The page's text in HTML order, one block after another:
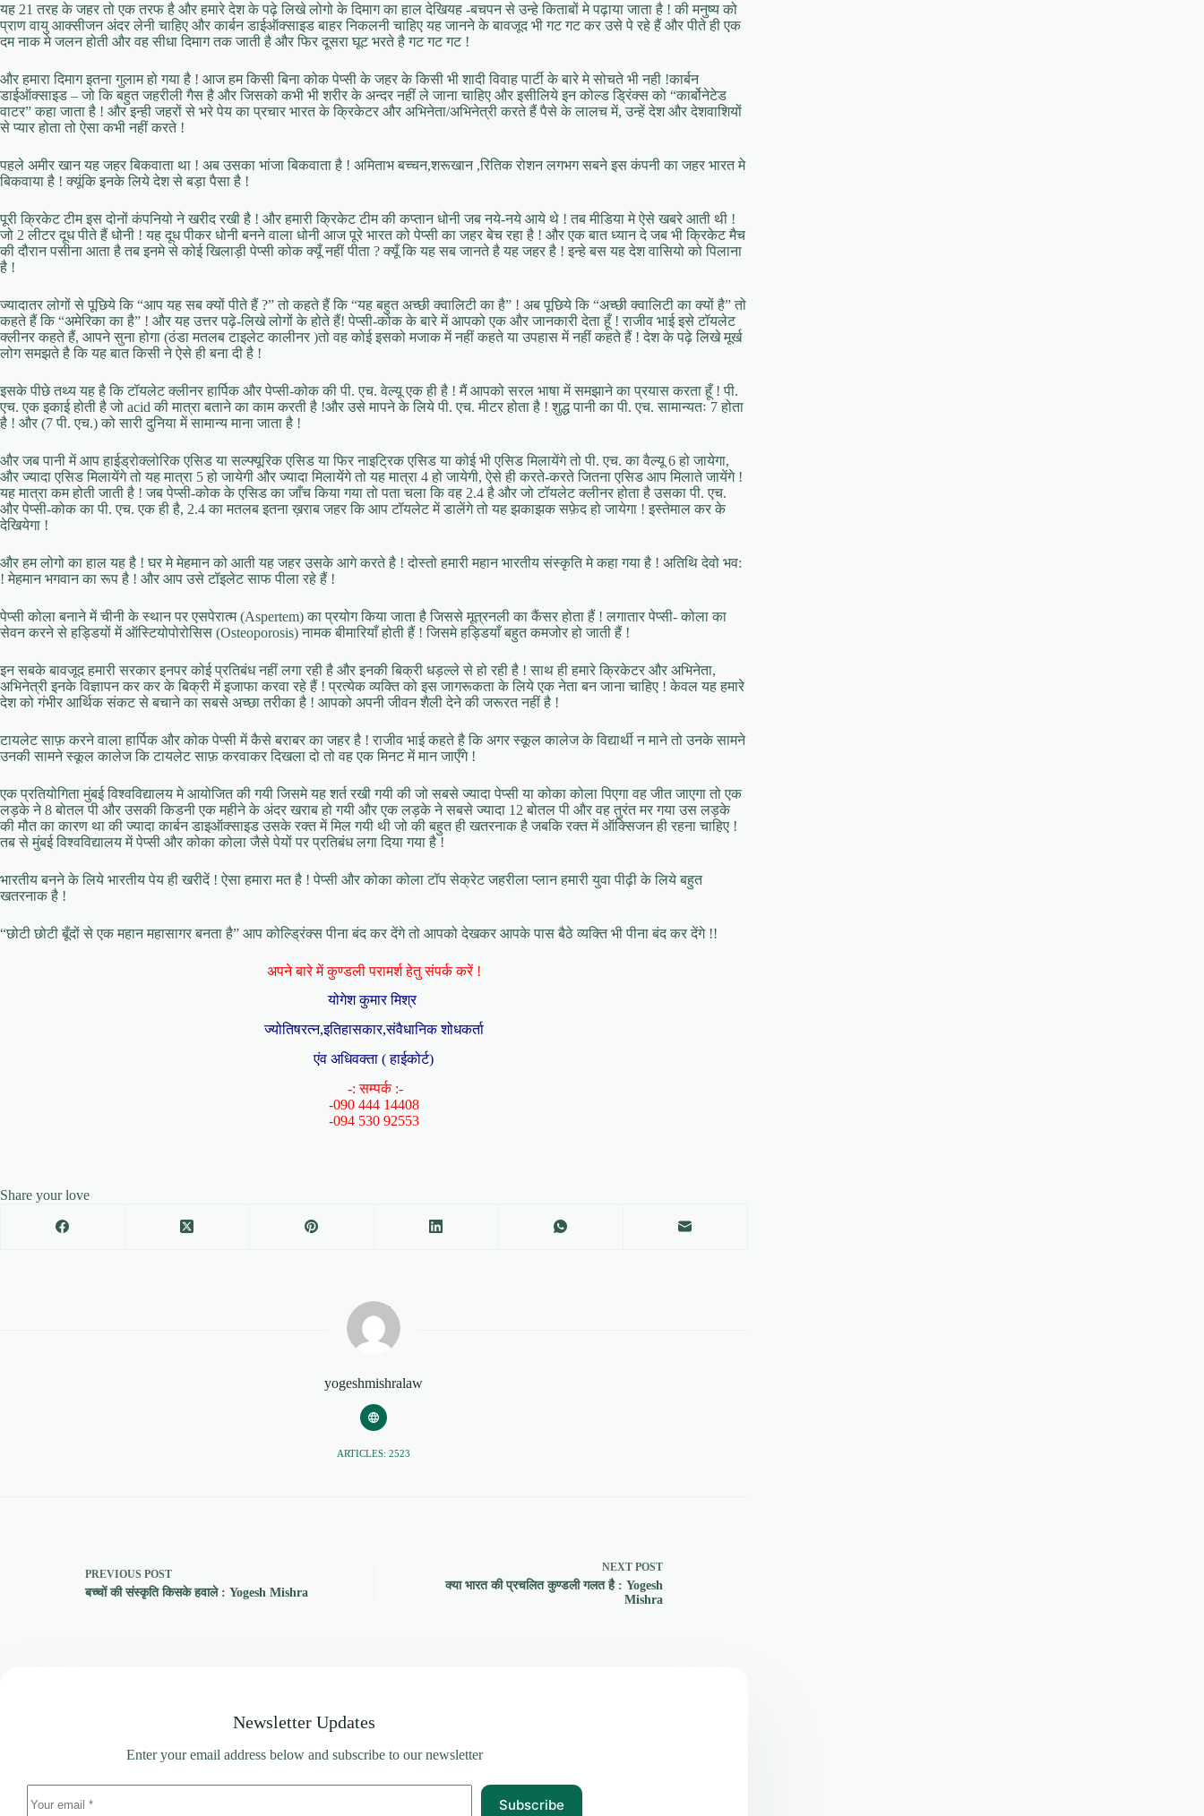
यह 21 तरह के जहर तो एक तरफ है और हमारे देश के पढ़े लिखे लोगो के दिमाग का हाल देखियह -बचपन से उन्हे किताबों मे पढ़ाया जाता है ! की मनुष्य को
प्राण वायु आक्सीजन अंदर लेनी चाहिए और कार्बन डाईऑक्साइड बाहर निकलनी चाहिए यह जानने के बावजूद भी गट गट कर उसे पे रहे हैं और पीते ही एक
दम नाक मे जलन होती और वह सीधा दिमाग तक जाती है और फिर दूसरा घूट भरते है गट गट गट !
और हमारा दिमाग इतना गुलाम हो गया है ! आज हम किसी बिना कोक पेप्सी के जहर के किसी भी शादी विवाह पार्टी के बारे मे सोचते भी नही !कार्बन
डाईऑक्साइड – जो कि बहुत जहरीली गैस है और जिसको कभी भी शरीर के अन्दर नहीं ले जाना चाहिए और इसीलिये इन कोल्ड ड्रिंक्स को “कार्बोनेटेड
वाटर” कहा जाता है ! और इन्ही जहरों से भरे पेय का प्रचार भारत के क्रिकेटर और अभिनेता/अभिनेत्री करते हैं पैसे के लालच में, उन्हें देश और देशवाशियों
से प्यार होता तो ऐसा कभी नहीं करते !
पहले अमीर खान यह जहर बिकवाता था ! अब उसका भांजा बिकवाता है ! अमिताभ बच्चन,शरूखान ,रितिक रोशन लगभग सबने इस कंपनी का जहर भारत मे
बिकवाया है ! क्यूंकि इनके लिये देश से बड़ा पैसा है !
पूरी क्रिकेट टीम इस दोनों कंपनियो ने खरीद रखी है ! और हमारी क्रिकेट टीम की कप्तान धोनी जब नये-नये आये थे ! तब मीडिया मे ऐसे खबरे आती थी !
जो 2 लीटर दूध पीते हैं धोनी ! यह दूध पीकर धोनी बनने वाला धोनी आज पूरे भारत को पेप्सी का जहर बेच रहा है ! और एक बात ध्यान दे जब भी क्रिकेट मैच
की दौरान पसीना आता है तब इनमे से कोई खिलाड़ी पेप्सी कोक क्यूँ नहीं पीता ? क्यूँ कि यह सब जानते है यह जहर है ! इन्हे बस यह देश वासियो को पिलाना
है !
ज्यादातर लोगों से पूछिये कि “आप यह सब क्यों पीते हैं ?” तो कहते हैं कि “यह बहुत अच्छी क्वालिटी का है” ! अब पूछिये कि “अच्छी क्वालिटी का क्यों है” तो
कहते हैं कि “अमेरिका का है” ! और यह उत्तर पढ़े-लिखे लोगों के होते हैं! पेप्सी-कोक के बारे में आपको एक और जानकारी देता हूँ ! राजीव भाई इसे टॉयलेट
क्लीनर कहते हैं, आपने सुना होगा (ठंडा मतलब टाइलेट कालीनर )तो वह कोई इसको मजाक में नहीं कहते या उपहास में नहीं कहते हैं ! देश के पढ़े लिखे मूर्ख
लोग समझते है कि यह बात किसी ने ऐसे ही बना दी है !
इसके पीछे तथ्य यह है कि टॉयलेट क्लीनर हार्पिक और पेप्सी-कोक की पी. एच. वेल्यू एक ही है ! मैं आपको सरल भाषा में समझाने का प्रयास करता हूँ ! पी.
एच. एक इकाई होती है जो acid की मात्रा बताने का काम करती है !और उसे मापने के लिये पी. एच. मीटर होता है ! शुद्ध पानी का पी. एच. सामान्यतः 7 होता
है ! और (7 पी. एच.) को सारी दुनिया में सामान्य माना जाता है !
और जब पानी में आप हाईड्रोक्लोरिक एसिड या सल्फ्यूरिक एसिड या फिर नाइट्रिक एसिड या कोई भी एसिड मिलायेंगे तो पी. एच. का वैल्यू 6 हो जायेगा,
और ज्यादा एसिड मिलायेंगे तो यह मात्रा 5 हो जायेगी और ज्यादा मिलायेंगे तो यह मात्रा 4 हो जायेगी, ऐसे ही करते-करते जितना एसिड आप मिलाते जायेंगे !
यह मात्रा कम होती जाती है ! जब पेप्सी-कोक के एसिड का जाँच किया गया तो पता चला कि वह 2.4 है और जो टॉयलेट क्लीनर होता है उसका पी. एच.
और पेप्सी-कोक का पी. एच. एक ही है, 2.4 का मतलब इतना ख़राब जहर कि आप टॉयलेट में डालेंगे तो यह झकाझक सफ़ेद हो जायेगा ! इस्तेमाल कर के
देखियेगा !
और हम लोगो का हाल यह है ! घर मे मेहमान को आती यह जहर उसके आगे करते है ! दोस्तो हमारी महान भारतीय संस्कृति मे कहा गया है ! अतिथि देवो भव:
! मेहमान भगवान का रूप है ! और आप उसे टॉइलेट साफ पीला रहे हैं !
पेप्सी कोला बनाने में चीनी के स्थान पर एसपेरात्म (Aspertem) का प्रयोग किया जाता है जिससे मूत्रनली का कैंसर होता हैं ! लगातार पेप्सी- कोला का
सेवन करने से हड्डियों में ऑस्टियोपोरोसिस (Osteoporosis) नामक बीमारियाँ होती हैं ! जिसमे हड्डियाँ बहुत कमजोर हो जाती हैं !
इन सबके बावजूद हमारी सरकार इनपर कोई प्रतिबंध नहीं लगा रही है और इनकी बिक्री धड़ल्ले से हो रही है ! साथ ही हमारे क्रिकेटर और अभिनेता,
अभिनेत्री इनके विज्ञापन कर कर के बिक्री में इजाफा करवा रहे हैं ! प्रत्येक व्यक्ति को इस जागरूकता के लिये एक नेता बन जाना चाहिए ! केवल यह हमारे
देश को गंभीर आर्थिक संकट से बचाने का सबसे अच्छा तरीका है ! आपको अपनी जीवन शैली देने की जरूरत नहीं है !
टायलेट साफ़ करने वाला हार्पिक और कोक पेप्सी में कैसे बराबर का जहर है ! राजीव भाई कहते है कि अगर स्कूल कालेज के विद्यार्थी न माने तो उनके सामने
उनकी सामने स्कूल कालेज कि टायलेट साफ़ करवाकर दिखला दो तो वह एक मिनट में मान जाएँगे !
एक प्रतियोगिता मुंबई विश्वविद्यालय मे आयोजित की गयी जिसमे यह शर्त रखी गयी की जो सबसे ज्यादा पेप्सी या कोका कोला पिएगा वह जीत जाएगा तो एक
लड़के ने 8 बोतल पी और उसकी किडनी एक महीने के अंदर खराब हो गयी और एक लड़के ने सबसे ज्यादा 12 बोतल पी और वह तुरंत मर गया उस लड़के
की मौत का कारण था की ज्यादा कार्बन डाइऑक्साइड उसके रक्त में मिल गयी थी जो की बहुत ही खतरनाक है जबकि रक्त में ऑक्सिजन ही रहना चाहिए !
तब से मुंबई विश्वविद्यालय में पेप्सी और कोका कोला जैसे पेयों पर प्रतिबंध लगा दिया गया है !
भारतीय बनने के लिये भारतीय पेय ही खरीदें ! ऐसा हमारा मत है ! पेप्सी और कोका कोला टॉप सेक्रेट जहरीला प्लान हमारी युवा पीढ़ी के लिये बहुत
खतरनाक है !
“छोटी छोटी बूँदों से एक महान महासागर बनता है” आप कोल्ड्रिंक्स पीना बंद कर देंगे तो आपको देखकर आपके पास बैठे व्यक्ति भी पीना बंद कर देंगे !!
अपने बारे में कुण्डली परामर्श हेतु संपर्क करें !
योगेश कुमार मिश्र
ज्योतिषरत्न,इतिहासकार,संवैधानिक शोधकर्ता
एंव अधिवक्ता ( हाईकोर्ट)
-: सम्पर्क :-
-090 444 14408
-094 530 92553
Share your love
yogeshmishralaw
ARTICLES: 2523
PREVIOUS POST
बच्चों की संस्कृति किसके हवाले : Yogesh Mishra
NEXT POST
क्या भारत की प्रचलित कुण्डली गलत है : Yogesh
Mishra
Newsletter Updates
Enter your email address below and subscribe to our newsletter
Subscribe